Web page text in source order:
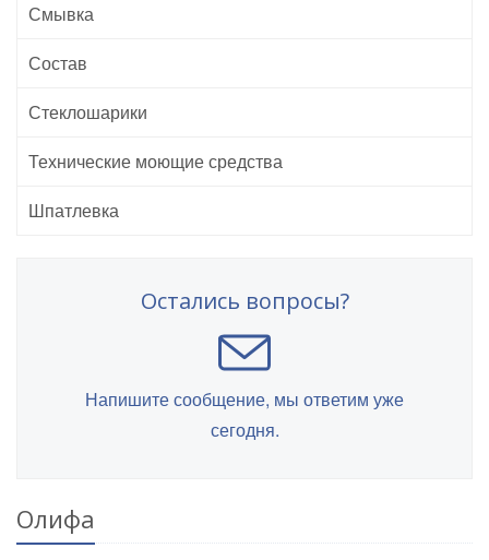
Смывка
Состав
Стеклошарики
Технические моющие средства
Шпатлевка
Остались вопросы?
Напишите сообщение, мы ответим уже
сегодня.
Олифа